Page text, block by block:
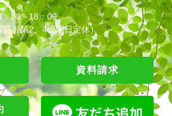
30～18：00
日・第2、4日曜日定休）
資料請求